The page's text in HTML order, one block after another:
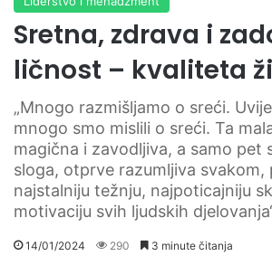
Sretna, zdrava i
ličnost – kvaliteta
„Mnogo razmišljamo o sreći.
mnogo smo mislili o sreći. Ta
magična i zavodljiva, a samo pet
sloga, otprve razumljiva svakom,
najstalniju težnju, najpoticajniju
motivaciju svih ljudskih
14/01/2024 290 3 minute čitanja